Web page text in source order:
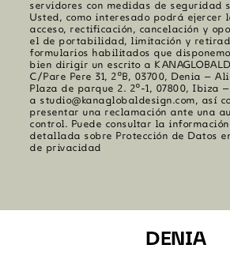
servidores con medidas de seguridad
Usted, como interesado podrá ejercer
acceso, rectificación, cancelación y
el de portabilidad, limitación y
formularios habilitados que
bien dirigir un escrito a
C/Pare Pere 31, 2ºB, 03700, Denia –
Plaza de parque 2. 2º-1, 07800, Ibiza
a studio@kanaglobaldesign.com, así
presentar una reclamación ante una
control. Puede consultar la
detallada sobre Protección de Datos
de privacidad
DENIA